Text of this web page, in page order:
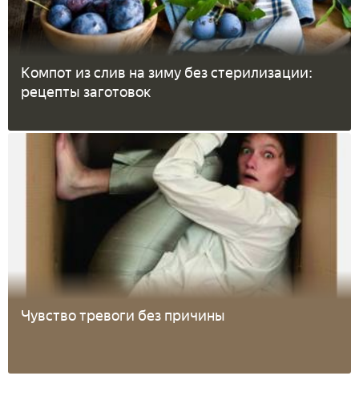
Компот из слив на зиму без стерилизации:
рецепты заготовок
Чувство тревоги без причины